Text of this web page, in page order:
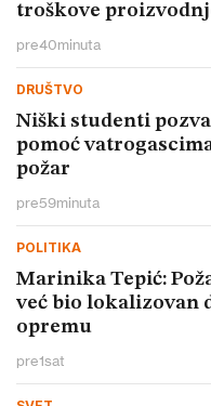
troškove
pre40minuta
DRUŠTVO
Niški studenti
pomoć
požar
pre59minuta
POLITIKA
Marinika Tepić:
već bio lokalizovan
opremu
pre1sat